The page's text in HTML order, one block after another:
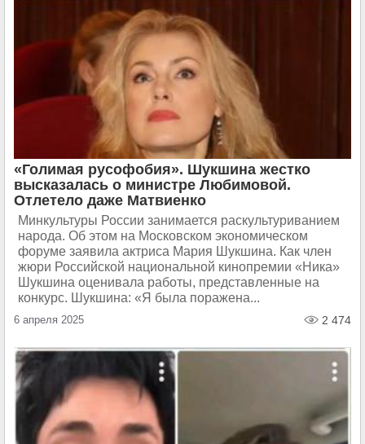
«Голимая русофобия». Шукшина жестко
высказалась о министре Любимовой.
Отлетело даже Матвиенко
Минкультуры России занимается раскультуриванием
народа. Об этом на Московском экономическом
форуме заявила актриса Мария Шукшина. Как член
жюри Российской национальной кинопремии «Ника»
Шукшина оценивала работы, представленные на
конкурс. Шукшина: «Я была поражена...
6 апреля 2025 2 474